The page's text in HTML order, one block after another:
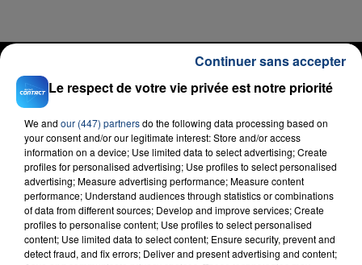
Mama
RADIO CONTACT
FIL D'ACTU
Le respect de votre vie privée est notre priorité
We and our (447) partnersdo the following data processing based on
your consent and/or our legitimate interest: Store and/or access
information on a device; Use limited data to select advertising; Create
profiles for personalised advertising; Use profiles to select personalised
advertising; Measure advertising performance; Measure content
performance; Understand audiences through statistics or combinations
of data from different sources; Develop and improve services; Create
profiles to personalise content; Use profiles to select personalised
content; Use limited data to select content; Ensure security, prevent and
detect fraud, and fix errors; Deliver and present advertising and content;
Continuer sans accepter